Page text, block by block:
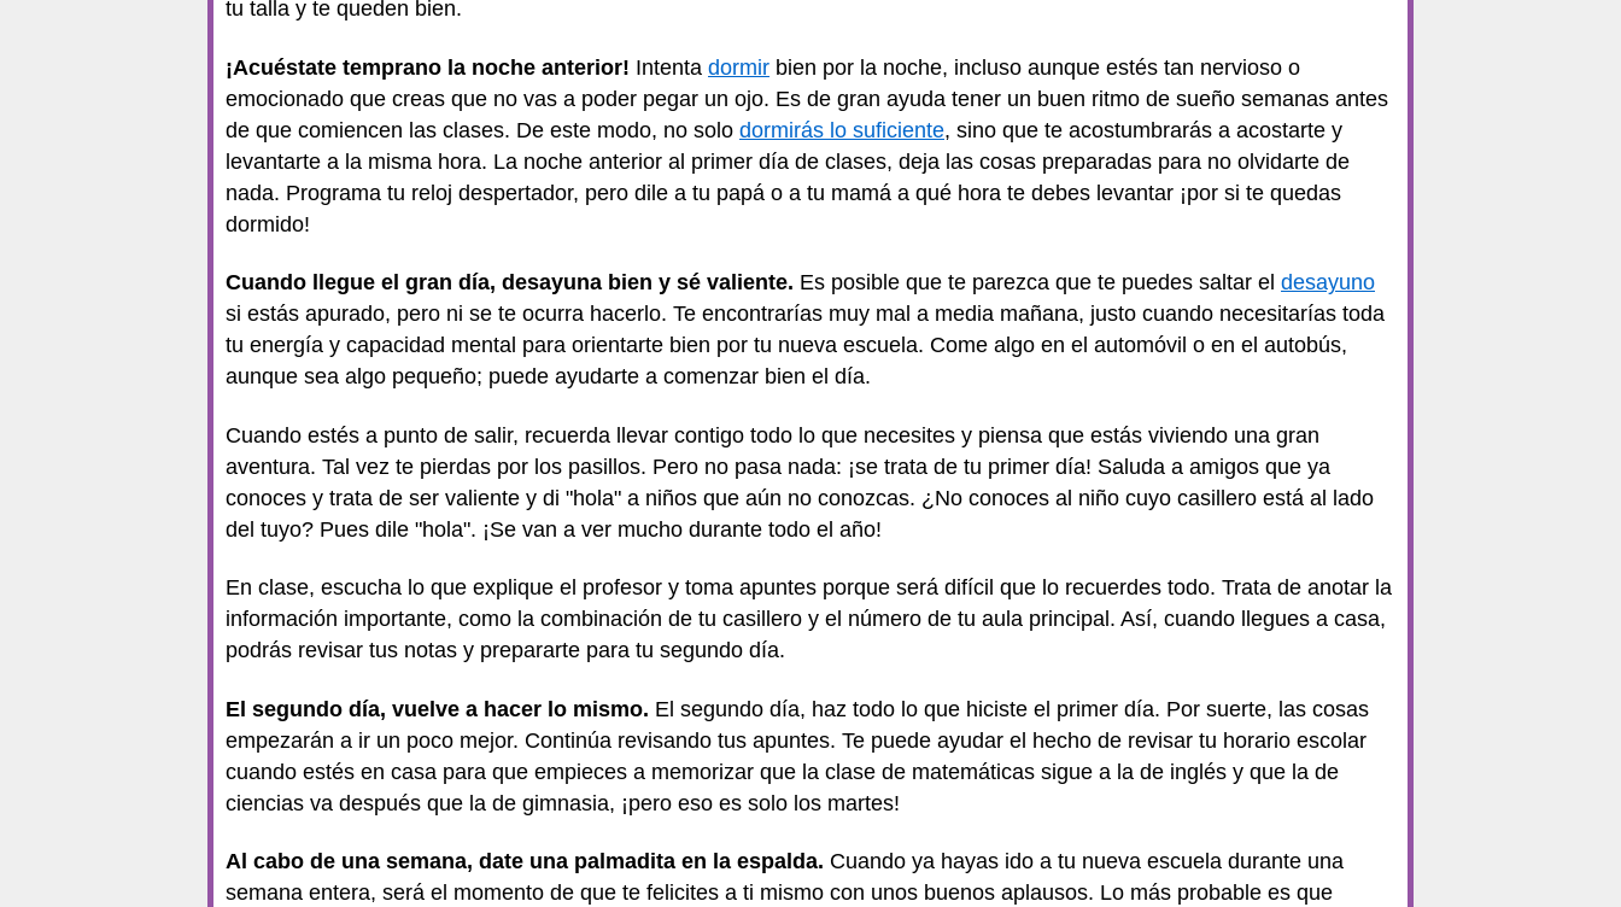
tu talla y te queden bien.
¡Acuéstate temprano la noche anterior! Intenta dormir bien por la noche, incluso aunque estés tan nervioso o
emocionado que creas que no vas a poder pegar un ojo. Es de gran ayuda tener un buen ritmo de sueño semanas antes
de que comiencen las clases. De este modo, no solo dormirás lo suficiente, sino que te acostumbrarás a acostarte y
levantarte a la misma hora. La noche anterior al primer día de clases, deja las cosas preparadas para no olvidarte de
nada. Programa tu reloj despertador, pero dile a tu papá o a tu mamá a qué hora te debes levantar ¡por si te quedas
dormido!
Cuando llegue el gran día, desayuna bien y sé valiente. Es posible que te parezca que te puedes saltar el desayuno
si estás apurado, pero ni se te ocurra hacerlo. Te encontrarías muy mal a media mañana, justo cuando necesitarías toda
tu energía y capacidad mental para orientarte bien por tu nueva escuela. Come algo en el automóvil o en el autobús,
aunque sea algo pequeño; puede ayudarte a comenzar bien el día.
Cuando estés a punto de salir, recuerda llevar contigo todo lo que necesites y piensa que estás viviendo una gran
aventura. Tal vez te pierdas por los pasillos. Pero no pasa nada: ¡se trata de tu primer día! Saluda a amigos que ya
conoces y trata de ser valiente y di "hola" a niños que aún no conozcas. ¿No conoces al niño cuyo casillero está al lado
del tuyo? Pues dile "hola". ¡Se van a ver mucho durante todo el año!
En clase, escucha lo que explique el profesor y toma apuntes porque será difícil que lo recuerdes todo. Trata de anotar la
información importante, como la combinación de tu casillero y el número de tu aula principal. Así, cuando llegues a casa,
podrás revisar tus notas y prepararte para tu segundo día.
El segundo día, vuelve a hacer lo mismo. El segundo día, haz todo lo que hiciste el primer día. Por suerte, las cosas
empezarán a ir un poco mejor. Continúa revisando tus apuntes. Te puede ayudar el hecho de revisar tu horario escolar
cuando estés en casa para que empieces a memorizar que la clase de matemáticas sigue a la de inglés y que la de
ciencias va después que la de gimnasia, ¡pero eso es solo los martes!
Al cabo de una semana, date una palmadita en la espalda. Cuando ya hayas ido a tu nueva escuela durante una
semana entera, será el momento de que te felicites a ti mismo con unos buenos aplausos. Lo más probable es que